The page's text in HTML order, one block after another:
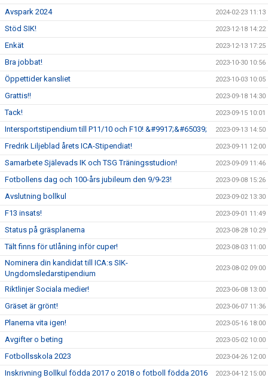
Avspark 2024 2024-02-23 11:13
Stöd SIK! 2023-12-18 14:22
Enkät 2023-12-13 17:25
Bra jobbat! 2023-10-30 10:56
Öppettider kansliet 2023-10-03 10:05
Grattis!! 2023-09-18 14:30
Tack! 2023-09-15 10:01
Intersportstipendium till P11/10 och F10! &#9917;&#65039; 2023-09-13 14:50
Fredrik Liljeblad årets ICA-Stipendiat! 2023-09-11 12:00
Samarbete Själevads IK och TSG Träningsstudion! 2023-09-09 11:46
Fotbollens dag och 100-års jubileum den 9/9-23! 2023-09-08 15:26
Avslutning bollkul 2023-09-02 13:30
F13 insats! 2023-09-01 11:49
Status på gräsplanerna 2023-08-28 10:29
Tält finns för utlåning inför cuper! 2023-08-03 11:00
Nominera din kandidat till ICA:s SIK-
Ungdomsledarstipendium
2023-08-02 09:00
Riktlinjer Sociala medier! 2023-06-08 13:00
Gräset är grönt! 2023-06-07 11:36
Planerna vita igen! 2023-05-16 18:00
Avgifter o beting 2023-05-02 10:00
Fotbollsskola 2023 2023-04-26 12:00
Inskrivning Bollkul födda 2017 o 2018 o fotboll födda 2016 2023-04-12 15:00